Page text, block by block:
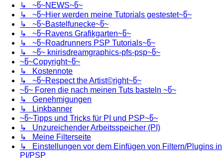
↳ ~წ~NEWS~წ~
↳ ~წ~Hier werden meine Tutorials gestestet~წ~
↳ ~წ~Bastelfunecke~წ~
↳ ~წ~Ravens Grafikgarten~წ~
↳ ~წ~Roadrunners PSP Tutorials~წ~
↳ ~წ~ knirisdreamgraphics-pfs-psp~წ~
~წ~Copyright~წ~
↳ Kostennote
↳ ~წ~Respect the Artist©right~წ~
~წ~ Foren die nach meinen Tuts basteln ~წ~
↳ Genehmigungen
↳ Linkbanner
~წ~Tipps und Tricks für PI und PSP~წ~
↳ Unzureichender Arbeitsspeicher (PI)
↳ Meine Filterseite
↳ Einstellungen vor dem Einfügen von Filtern/Plugins in
PI/PSP